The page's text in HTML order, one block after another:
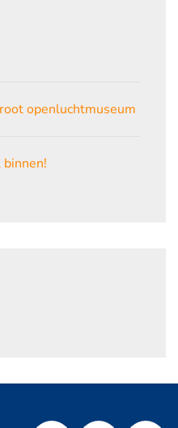
openluchtmuseum
binnen!